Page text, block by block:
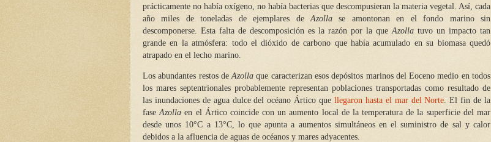
prácticamente no había oxígeno, no había bacterias que descompusieran la materia vegetal. Así, cada
año miles de toneladas de ejemplares deAzolla se amontonan en el fondo marino sin
descomponerse. Esta falta de descomposición es la razón por la queAzolla tuvo un impacto tan
grande en la atmósfera: todo el dióxido de carbono que había acumulado en su biomasa quedó
atrapado en el lecho marino.
Los abundantes restos deAzolla que caracterizan esos depósitos marinos del Eoceno medio en todos
los mares septentrionales probablemente representan poblaciones transportadas como resultado de
las inundaciones de agua dulce del océano Ártico que llegaron hasta el mar del Norte . El fin de la
faseAzolla en el Ártico coincide con un aumento local de la temperatura de la superficie del mar
desde unos 10°C a 13°C, lo que apunta a aumentos simultáneos en el suministro de sal y calor
debidos a la afluencia de aguas de océanos y mares adyacentes.